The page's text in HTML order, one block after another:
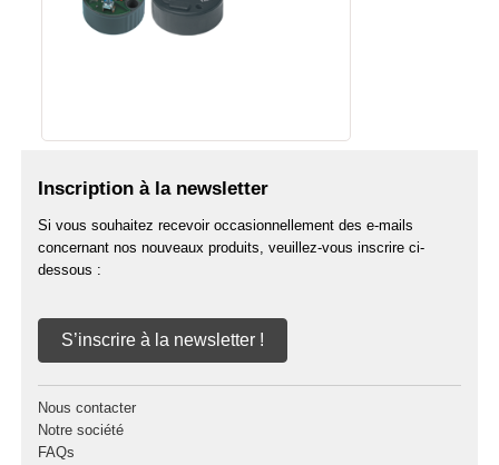
Inscription à la newsletter
Si vous souhaitez recevoir occasionnellement des e-mails
concernant nos nouveaux produits, veuillez-vous inscrire ci-
dessous :
S’inscrire à la newsletter !
Nous contacter
Notre société
FAQs